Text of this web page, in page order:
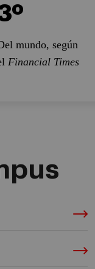
mundo, según
Financial Times